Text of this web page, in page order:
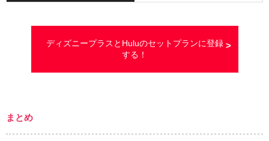
ディズニープラスとHuluのセットプランに登録
する！
まとめ